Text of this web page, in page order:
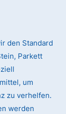
den Standard
Parkett
um
zu verhelfen.
werden